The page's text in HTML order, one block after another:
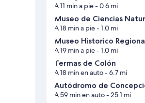
A 11 min a pie- 0.6 mi
Museo de Ciencias
A 18 min a pie- 1.0 mi
Museo Historico
A 19 min a pie- 1.0 mi
Termas de Colón
A 18 min en auto- 6.7 mi
Autódromo de
A 59 min en auto- 25.1 mi